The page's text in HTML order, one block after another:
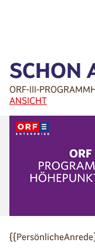
SCHON
ORF-III-
ANSICHT